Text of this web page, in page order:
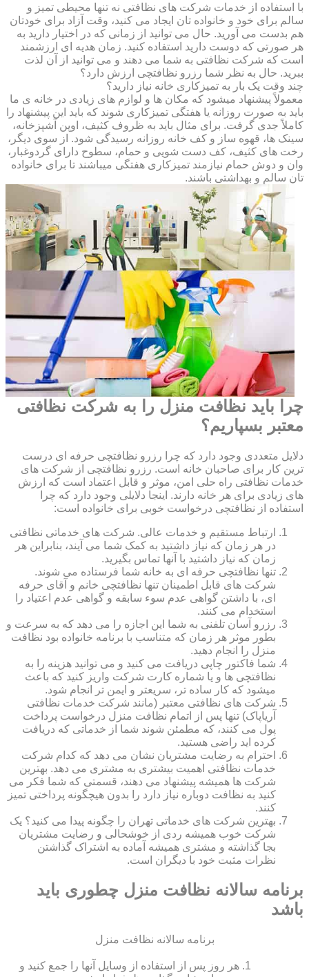
با استفاده از خدمات شرکت های نظافتی نه تنها محیطی تمیز و
سالم برای خود و خانواده تان ایجاد می کنید، وقت آزاد برای خودتان
هم بدست می آورید. حال می توانید از زمانی که در اختیار دارید به
هر صورتی که دوست دارید استفاده کنید. زمان هدیه ای ارزشمند
است که شرکت نظافتی به شما می دهند و می توانید از آن لذت
ببرید. حال به نظر شما رزرو نظافتچی ارزش دارد؟
چند وقت یک بار به تمیزکاری خانه نیاز دارید؟
معمولاً پیشنهاد میشود که مکان ها و لوازم های زیادی در خانه ی ما
باید به صورت روزانه یا هفتگی تمیزکاری شوند که باید این پیشنهاد را
کاملاً جدی گرفت. برای مثال باید به ظروف کثیف، اوپن آشپزخانه،
سینک ها، قهوه ساز و کف خانه روزانه رسیدگی شود. از سوی دیگر،
رخت های کثیف، کف دست شویی و حمام، سطوح دارای گردوغبار،
وان و دوش حمام نیازمند تمیزکاری هفتگی میباشند تا برای خانواده
تان سالم و بهداشتی باشند.
چرا باید نظافت منزل را به شرکت نظافتی
معتبر بسپاریم؟
دلایل متعددی وجود دارد که چرا رزرو نظافتچی حرفه ای درست
ترین کار برای صاحبان خانه است. رزرو نظافتچی از شرکت های
خدمات نظافتی راه حلی امن، موثر و قابل اعتماد است که ارزش
های زیادی برای هر خانه دارند. اینجا دلایلی وجود دارد که چرا
استفاده از نظافتچی درخواست خوبی برای خانواده است:
ارتباط مستقیم و خدمات عالی. شرکت های خدماتی نظافتی
در هر زمان که نیاز داشتید به کمک شما می آیند، بنابراین هر
زمان که نیاز داشتید با آنها تماس بگیرید.
تنها نظافتچی حرفه ای به خانه شما فرستاده می شوند.
شرکت های قابل اطمینان تنها نظافتچی خانم و آقای حرفه
ای، با داشتن گواهی عدم سوء سابقه و گواهی عدم اعتیاد را
استخدام می کنند.
رزرو آسان تلفنی به شما این اجازه را می دهد که به سرعت و
بطور موثر هر زمان که متناسب با برنامه خانواده بود نظافت
منزل را انجام دهید.
شما فاکتور چاپی دریافت می کنید و می توانید هزینه را به
نظافتچی ها و یا شماره کارت شرکت واریز کنید که باعث
میشود که کار ساده تر، سریعتر و ایمن تر انجام شود.
شرکت های نظافتی معتبر (مانند شرکت خدمات نظافتی
آریاپاک) تنها پس از اتمام نظافت منزل درخواست پرداخت
پول می کنند، که مطمئن شوند شما از خدماتی که دریافت
کرده اید راضی هستید.
احترام به رضایت مشتریان نشان می دهد که کدام شرکت
خدمات نظافتی اهمیت بیشتری به مشتری می دهد. بهترین
شرکت ها همیشه پیشنهاد می دهند، قسمتی که شما فکر می
کنید به نظافت دوباره نیاز دارد را بدون هیچگونه پرداختی تمیز
کنند.
بهترین شرکت های خدماتی تهران را چگونه پیدا می کنید؟ یک
شرکت خوب همیشه ردی از خوشحالی و رضایت مشتریان
بجا گذاشته و مشتری همیشه آماده به اشتراک گذاشتن
نظرات مثبت خود با دیگران است.
برنامه سالانه نظافت منزل چطوری باید
باشد
برنامه سالانه نظافت منزل
هر روز پس از استفاده از وسایل آنها را جمع کنید و